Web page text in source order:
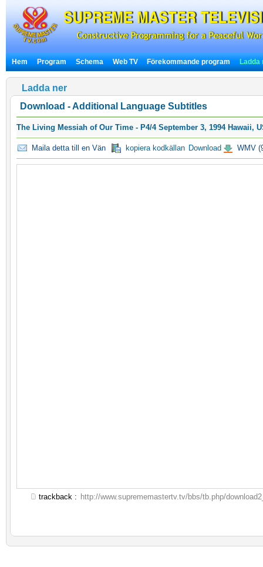
Hem Program Schema Web TV Förekommande program Ladda
Ladda ner
Download - Additional Language Subtitles
The Living Messiah of Our Time - P4/4 September 3, 1994 Hawaii,
Maila detta till en Vän kopiera kodkällan Download WMV
trackback : http://www.suprememastertv.tv/bbs/tb.php/